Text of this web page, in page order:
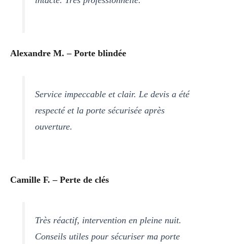
Alexandre M. – Porte blindée
Service impeccable et clair. Le devis a été
respecté et la porte sécurisée après
ouverture.
Camille F. – Perte de clés
Très réactif, intervention en pleine nuit.
Conseils utiles pour sécuriser ma porte